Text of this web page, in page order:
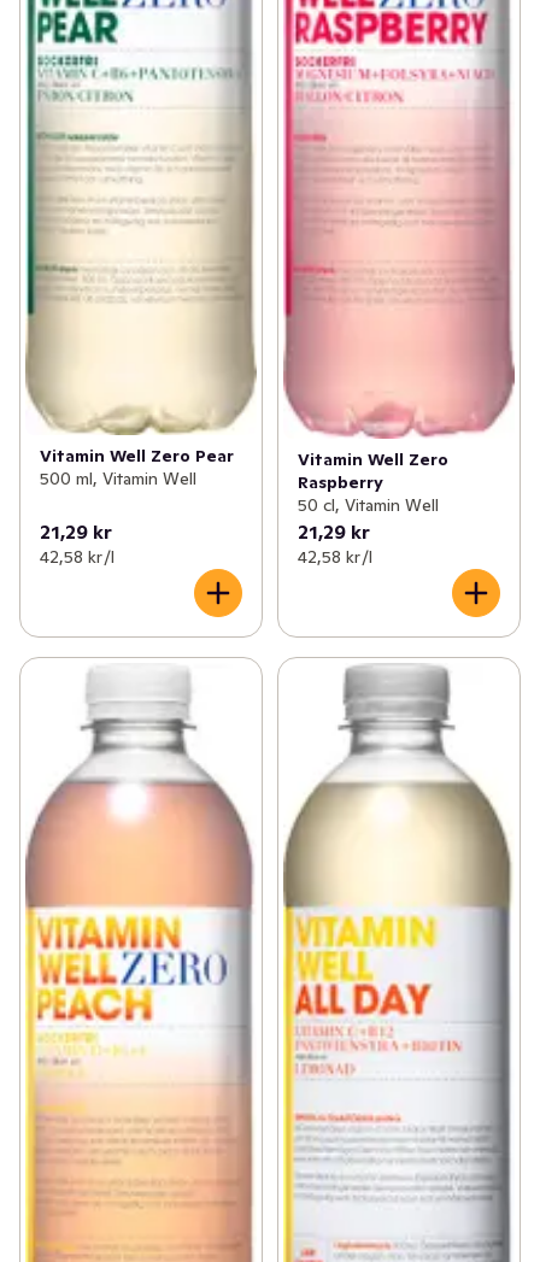
Vitamin Well Zero Pear
500 ml, Vitamin Well
21,29 kr
42,58 kr /l
Vitamin Well Zero
Raspberry
50 cl, Vitamin Well
21,29 kr
42,58 kr /l